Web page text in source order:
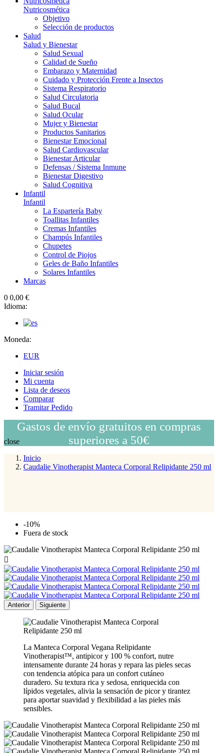
Nutricosmética
Objetivo
Selección de productos
Salud
Salud y Bienestar
Salud Sexual
Calidad de Sueño
Embarazo y Maternidad
Cuidado y Protección Frente a Insectos
Sistema Respiratorio
Salud Circulatoria
Salud Bucal
Salud Ocular
Mujer y Bienestar
Productos Sanitarios
Bienestar Emocional
Salud Cardiovascular
Bienestar Articular
Defensas / Sistema Inmune
Bienestar Digestivo
Salud Cognitiva
Infantil
Infantil
La Espartería Baby
Toallitas Infantiles
Cremas Infantiles
Champús Infantiles
Chupetes
Control de Piojos
Geles de Baño Infantiles
Solares Infantiles
Marcas
0 0,00 €
Idioma:
Moneda:
EUR
Iniciar sesión
Mi cuenta
Lista de deseos
Comparar
Tramitar Pedido
Gastos de envío gratuitos en compras
superiores a 50€
close
Inicio
Caudalie Vinotherapist Manteca Corporal Relipidante 250 ml
-10%
Fuera de stock

Anterior Siguiente
La Manteca Corporal Vegana Relipidante
Vinotherapist™, antipicor y 100 % confort, nutre
intensamente durante 24 horas y repara las pieles secas
con tendencia atópica para un confort cutáneo
duradero. Su textura rica y sedosa, enriquecida con
lípidos vegetales, alivia la sensación de picor y tirantez
para aportar suavidad y flexibilidad a las pieles más
sensibles.